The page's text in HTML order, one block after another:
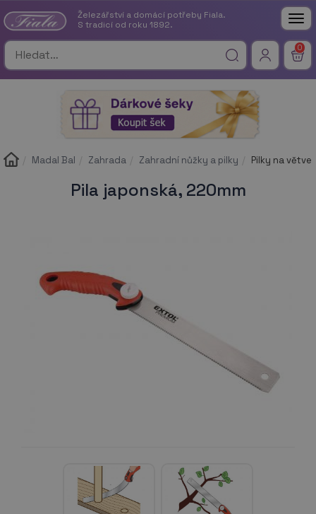
Železářství a domácí potřeby Fiala.
S tradicí od roku 1892.
0
Madal Bal Zahrada Zahradní nůžky a pilky Pilky na větve
Pila japonská, 220mm